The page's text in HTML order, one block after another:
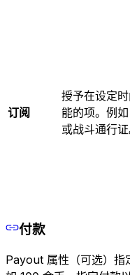
订阅
授予在设定
能的项。例
或战斗通行证
付款
Payout 属性（可选）指